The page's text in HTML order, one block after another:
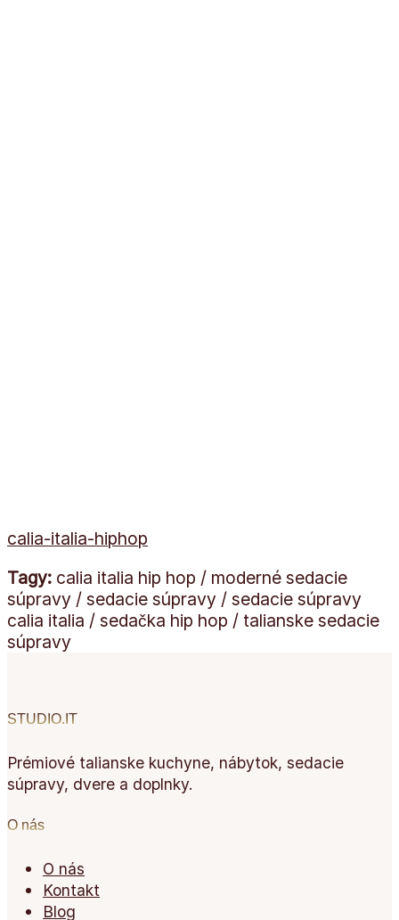
calia-italia-hiphop
Tagy: calia italia hip hop / moderné sedacie
súpravy / sedacie súpravy / sedacie súpravy
calia italia / sedačka hip hop / talianske sedacie
súpravy
STUDIO.IT
Prémiové talianske kuchyne, nábytok, sedacie
súpravy, dvere a doplnky.
O nás
O nás
Kontakt
Blog